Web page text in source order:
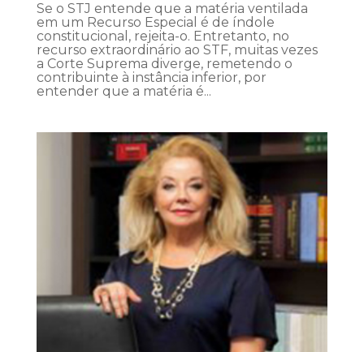
Se o STJ entende que a matéria ventilada
em um Recurso Especial é de índole
constitucional, rejeita-o. Entretanto, no
recurso extraordinário ao STF, muitas vezes
a Corte Suprema diverge, remetendo o
contribuinte à instância inferior, por
entender que a matéria é...